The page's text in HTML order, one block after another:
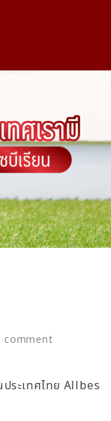
comment
ระเทศไทย Allbes